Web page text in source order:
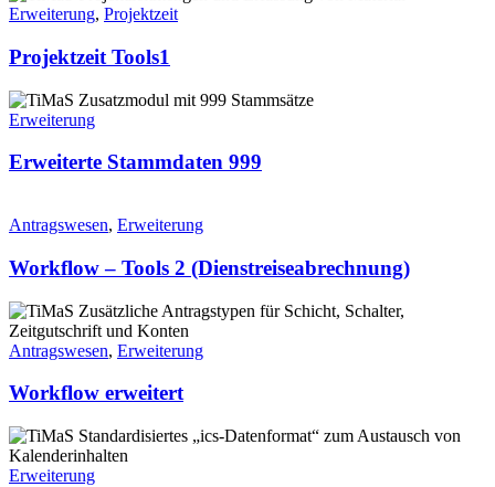
Erweiterung, Projektzeit
Projektzeit Tools1
Erweiterung
Erweiterte Stammdaten 999
Antragswesen, Erweiterung
Workflow – Tools 2 (Dienstreiseabrechnung)
Antragswesen, Erweiterung
Workflow erweitert
Erweiterung